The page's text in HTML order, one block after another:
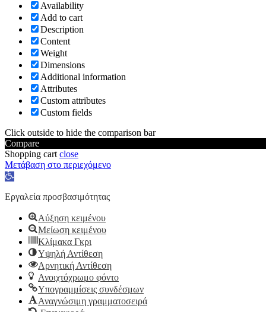
Availability
Add to cart
Description
Content
Weight
Dimensions
Additional information
Attributes
Custom attributes
Custom fields
Click outside to hide the comparison bar
Compare
Shopping cart close
Μετάβαση στο περιεχόμενο
Ανοίξτε
γραμμή
Εργαλεία προσβασιμότητας
Αύξηση κειμένου
Μείωση κειμένου
Κλίμακα Γκρι
Υψηλή Αντίθεση
Αρνητική Αντίθεση
Ανοιχτόχρωμο φόντο
Υπογραμμίσεις συνδέσμων
Αναγνώσιμη γραμματοσειρά